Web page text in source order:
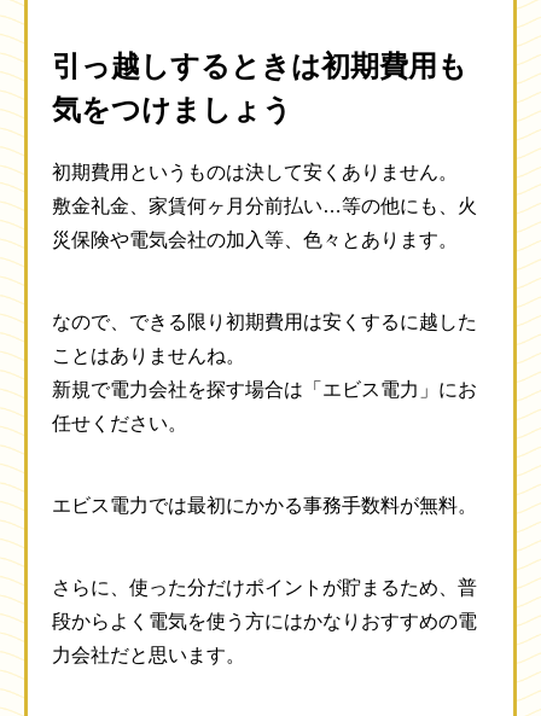
引っ越しするときは初期費用も
気をつけましょう
初期費用というものは決して安くありません。
敷金礼金、家賃何ヶ月分前払い…等の他にも、火
災保険や電気会社の加入等、色々とあります。
なので、できる限り初期費用は安くするに越した
ことはありませんね。
新規で電力会社を探す場合は「エビス電力」にお
任せください。
エビス電力では最初にかかる事務手数料が無料。
さらに、使った分だけポイントが貯まるため、普
段からよく電気を使う方にはかなりおすすめの電
力会社だと思います。